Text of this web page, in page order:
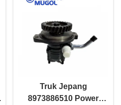
Truk Jepang
8973886510 Power